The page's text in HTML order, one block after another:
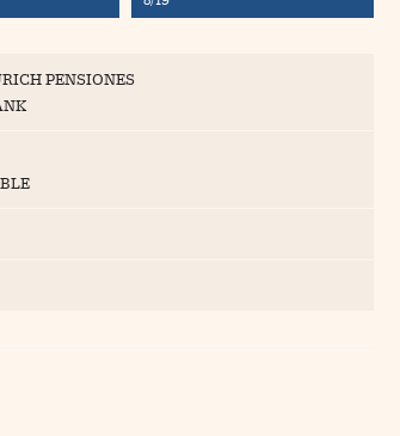
PENSIONES